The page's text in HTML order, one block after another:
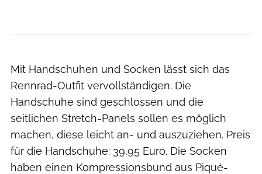
Mit Handschuhen und Socken lässt sich das
Rennrad-Outfit vervollständigen. Die
Handschuhe sind geschlossen und die
seitlichen Stretch-Panels sollen es möglich
machen, diese leicht an- und auszuziehen. Preis
für die Handschuhe: 39,95 Euro. Die Socken
haben einen Kompressionsbund aus Piqué-